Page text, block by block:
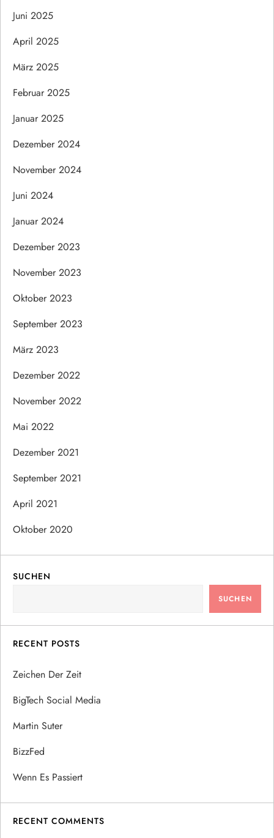
Juni 2025
April 2025
März 2025
Februar 2025
Januar 2025
Dezember 2024
November 2024
Juni 2024
Januar 2024
Dezember 2023
November 2023
Oktober 2023
September 2023
März 2023
Dezember 2022
November 2022
Mai 2022
Dezember 2021
September 2021
April 2021
Oktober 2020
SUCHEN
SUCHEN
RECENT POSTS
Zeichen Der Zeit
BigTech Social Media
Martin Suter
BizzFed
Wenn Es Passiert
RECENT COMMENTS